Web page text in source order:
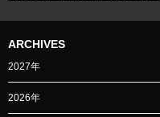
ARCHIVES
2027年
2026年